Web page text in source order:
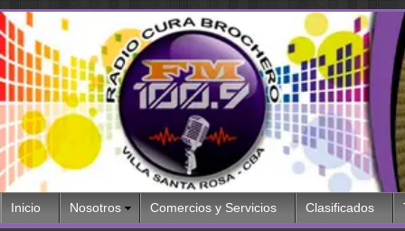
Inicio Nosotros Comercios y Servicios Clasificados